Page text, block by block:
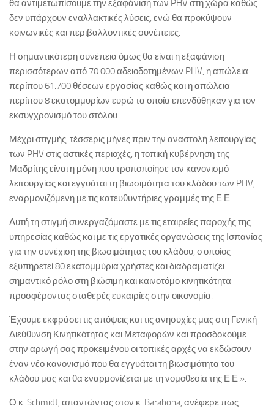
θα αντιμετωπίσουμε την εξαφάνιση των PHV στη χώρα καθώς
δεν υπάρχουν εναλλακτικές λύσεις, ενώ θα προκύψουν
κοινωνικές και περιβαλλοντικές συνέπειες.
Η σημαντικότερη συνέπεια όμως θα είναι η εξαφάνιση
περισσότερων από 70.000 αδειοδοτημένων PHV, η απώλεια
περίπου 61.700 θέσεων εργασίας καθώς και η απώλεια
περίπου 8 εκατομμυρίων ευρώ τα οποία επενδύθηκαν για τον
εκσυγχρονισμό του στόλου.
Μέχρι στιγμής, τέσσερις μήνες πριν την αναστολή λειτουργίας
των PHV στις αστικές περιοχές, η τοπική κυβέρνηση της
Μαδρίτης είναι η μόνη που τροποποίησε τον κανονισμό
λειτουργίας και εγγυάται τη βιωσιμότητα του κλάδου των PHV,
εναρμονιζόμενη με τις κατευθυντήριες γραμμές της Ε.Ε.
Αυτή τη στιγμή συνεργαζόμαστε με τις εταιρείες παροχής της
υπηρεσίας καθώς και με τις εργατικές οργανώσεις της Ισπανίας
για την συνέχιση της βιωσιμότητας του κλάδου, ο οποίος
εξυπηρετεί 80 εκατομμύρια χρήστες και διαδραματίζει
σημαντικό ρόλο στη βιώσιμη και καινοτόμο κινητικότητα
προσφέροντας σταθερές ευκαιρίες στην οικονομία.
Έχουμε εκφράσει τις απόψεις και τις ανησυχίες μας στη Γενική
Διεύθυνση Κινητικότητας και Μεταφορών και προσδοκούμε
στην αρωγή σας προκειμένου οι τοπικές αρχές να εκδώσουν
έναν νέο κανονισμό που θα εγγυάται τη βιωσιμότητα του
κλάδου μας και θα εναρμονίζεται με τη νομοθεσία της Ε.Ε.».
Ο κ. Schmidt, απαντώντας στον κ. Barahona, ανέφερε πως